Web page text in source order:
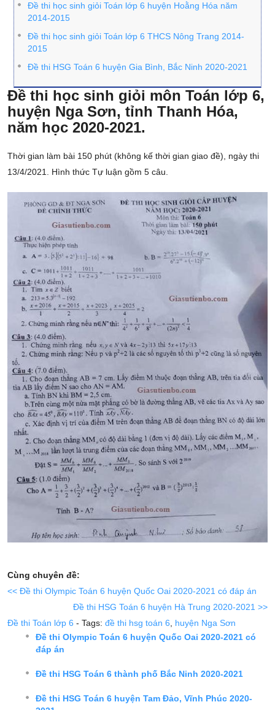
Đề thi học sinh giỏi Toán lớp 6 huyện Hoằng Hóa năm
2014-2015
Đề thi học sinh giỏi Toán lớp 6 THCS Nông Trang 2014-
2015
Đề thi HSG Toán 6 huyện Gia Bình, Bắc Ninh 2020-2021
Đề thi học sinh giỏi môn Toán lớp 6,
huyện Nga Sơn, tỉnh Thanh Hóa,
năm học 2020-2021.
Thời gian làm bài 150 phút (không kế thời gian giao đề), ngày thi
13/4/2021. Hình thức Tự luận gồm 5 câu.
Cùng chuyên đề:
<< Đề thi Olympic Toán 6 huyện Quốc Oai 2020-2021 có đáp án
Đề thi HSG Toán 6 huyện Hà Trung 2020-2021 >>
Đề thi Toán lớp 6 - Tags: đề thi hsg toán 6
huyện Nga Sơn
Đề thi Olympic Toán 6 huyện Quốc Oai 2020-2021 có
đáp án
Đề thi HSG Toán 6 thành phố Bắc Ninh 2020-2021
Đề thi HSG Toán 6 huyện Tam Đảo, Vĩnh Phúc 2020-